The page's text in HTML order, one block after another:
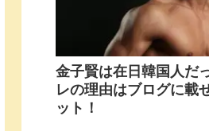
金子賢は在日韓国人だ
レの理由はブログに載
ット！